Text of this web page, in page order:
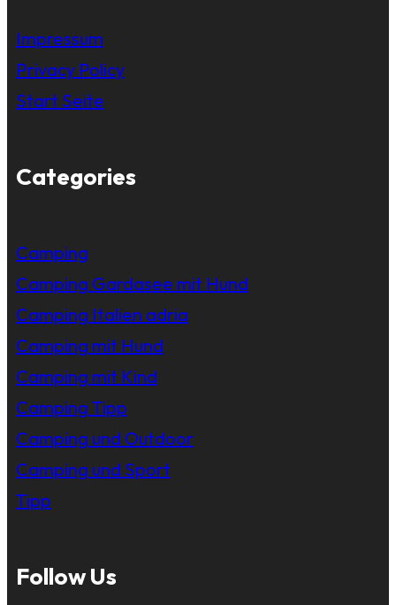
Impressum
Privacy Policy
Start Seite
Categories
Camping
Camping Gardasee mit Hund
Camping Italien adria
Camping mit Hund
Camping mit Kind
Camping Tipp
Camping und Outdoor
Camping und Sport
Tipp
Follow Us